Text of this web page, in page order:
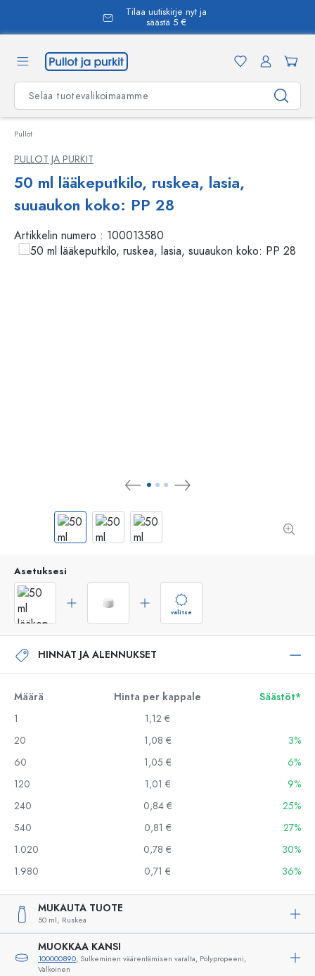
Tilaa uutiskirje nyt ja
säästä 5 €
Pullot
PULLOT JA PURKIT
50 ml lääkeputkilo, ruskea, lasia,
suuaukon koko: PP 28
Artikkelin numero : 100013580
Asetuksesi
valitse
HINNAT JA ALENNUKSET
Määrä Hinta per kappale
Säästöt*
1
1,12 €
20
1,08 €
3%
60
1,05 €
6%
120
1,01 €
9%
240
0,84 €
25%
540
0,81 €
27%
1.020
0,78 €
30%
1.980
0,71 € 36%
MUKAUTA TUOTE
50 ml, Ruskea
MUOKKAA KANSI
100000890, Sulkeminen väärentämisen varalta, Polypropeeni,
Valkoinen